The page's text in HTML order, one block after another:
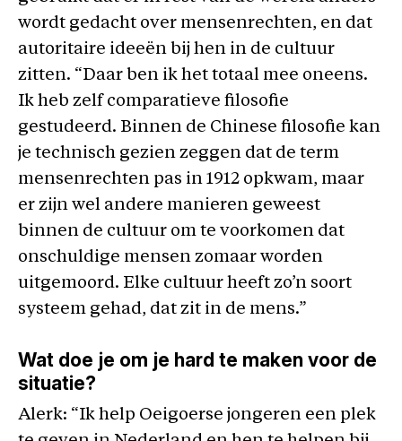
wordt gedacht over mensenrechten, en dat
autoritaire ideeën bij hen in de cultuur
zitten. “Daar ben ik het totaal mee oneens.
Ik heb zelf comparatieve filosofie
gestudeerd. Binnen de Chinese filosofie kan
je technisch gezien zeggen dat de term
mensenrechten pas in 1912 opkwam, maar
er zijn wel andere manieren geweest
binnen de cultuur om te voorkomen dat
onschuldige mensen zomaar worden
uitgemoord. Elke cultuur heeft zo’n soort
systeem gehad, dat zit in de mens.”
Wat doe je om je hard te maken voor de
situatie?
Alerk: “Ik help Oeigoerse jongeren een plek